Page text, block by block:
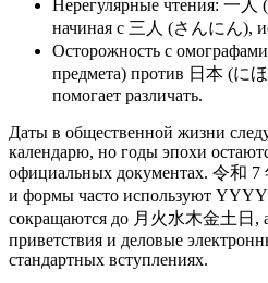
Нерегулярные чтения: 一
начиная с 三人 (さんにん),
Осторожность с
предмета) против 日本 (に
помогает различать.
Даты в общественной жизни
календарю, но годы эпохи
официальных документах. 令和 7
и формы часто используют
сокращаются до 月火水木金土日,
приветствия и деловые
стандартных вступлениях.